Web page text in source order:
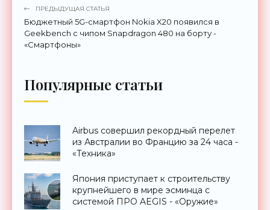
ПРЕДЫДУЩАЯ СТАТЬЯ
Бюджетный 5G-смартфон Nokia X20 появился в
Geekbench с чипом Snapdragon 480 на борту -
«Смартфоны»
Популярные статьи
Airbus совершил рекордный перелет
из Австралии во Францию за 24 часа -
«Техника»
Япония приступает к строительству
крупнейшего в мире эсминца с
системой ПРО AEGIS - «Оружие»